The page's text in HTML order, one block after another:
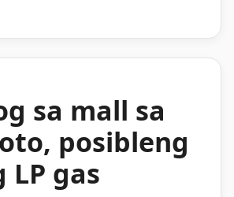
sa mall sa
posibleng
gas